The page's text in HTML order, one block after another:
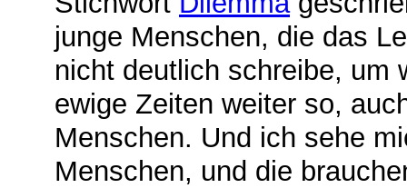
junge Menschen, die das
nicht deutlich schreibe, um
ewige Zeiten weiter so,
Menschen. Und ich sehe
Menschen, und die